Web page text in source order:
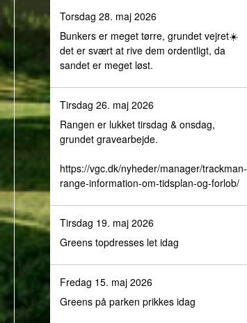
Torsdag 28. maj 2026
Bunkers er meget tørre, grundet vejret☀️
det er svært at rive dem ordentligt, da
sandet er meget løst.
Tirsdag 26. maj 2026
Rangen er lukket tirsdag & onsdag,
grundet gravearbejde.
https://vgc.dk/nyheder/manager/trackman-
range-information-om-tidsplan-og-forlob/
Tirsdag 19. maj 2026
Greens topdresses let idag
Fredag 15. maj 2026
Greens på parken prikkes idag